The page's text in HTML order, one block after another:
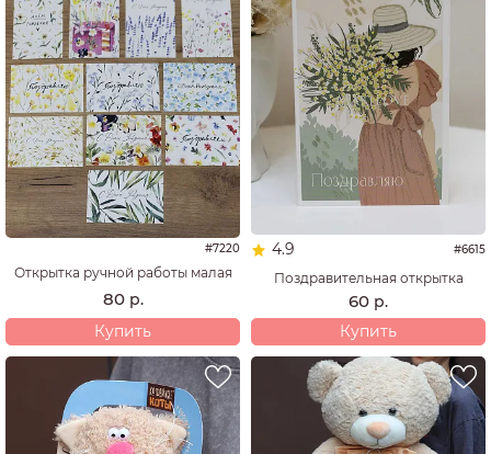
#7220
Открытка ручной работы малая
80 р.
Купить
4.9 #6615
Поздравительная открытка
60 р.
Купить